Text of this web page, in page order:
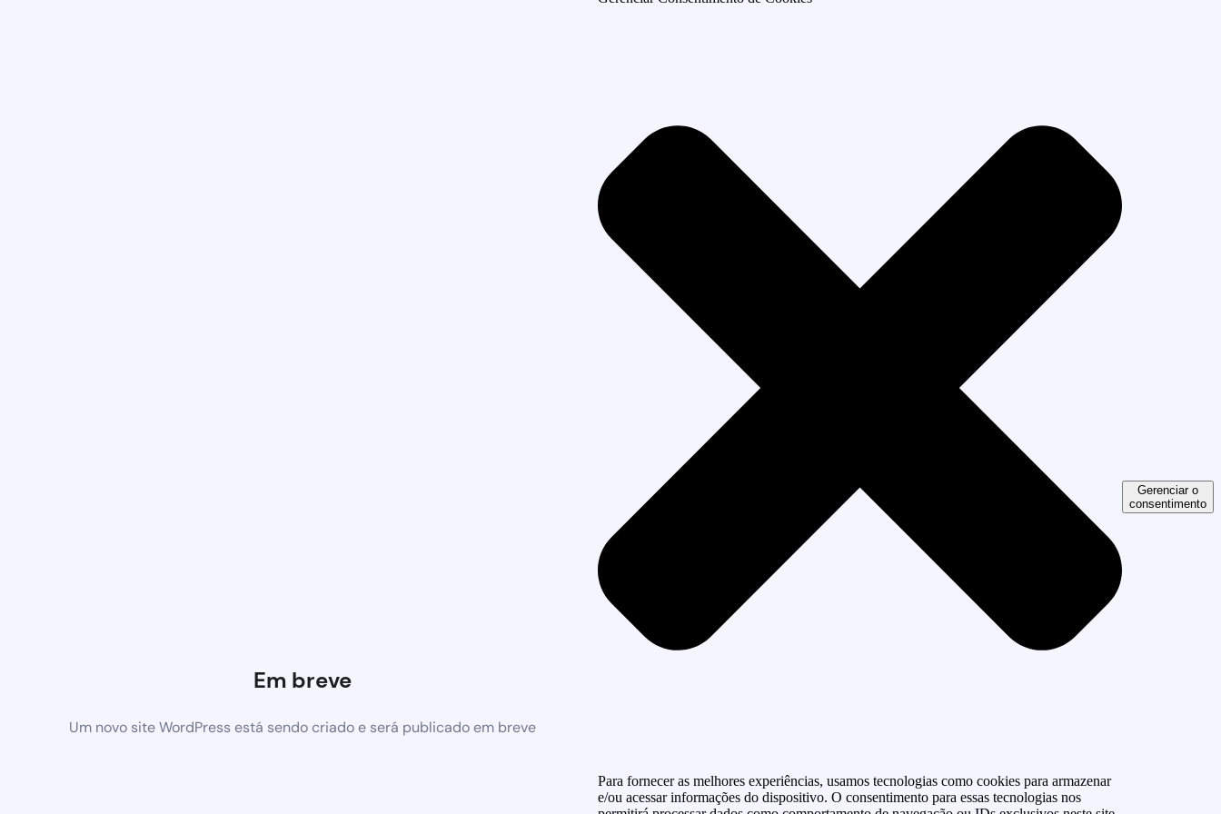
Em breve
Um novo site WordPress está sendo criado e será publicado em breve
Para fornecer as melhores experiências, usamos tecnologias como cookies para armazenar
e/ou acessar informações do dispositivo. O consentimento para essas tecnologias nos
Gerenciar o
consentimento